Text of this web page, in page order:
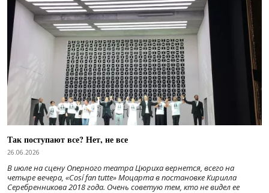
Так поступают все? Нет, не все
26.06.2026
В июле на сцену Оперного театра Цюриха вернется, всего на
четыре вечера, «Cosí fan tutte» Моцарта в постановке Кирилла
Серебренникова 2018 года. Очень советую тем, кто не видел ее